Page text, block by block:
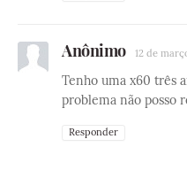
Anônimo 12 de
Tenho uma x60 três
problema não posso
Responder